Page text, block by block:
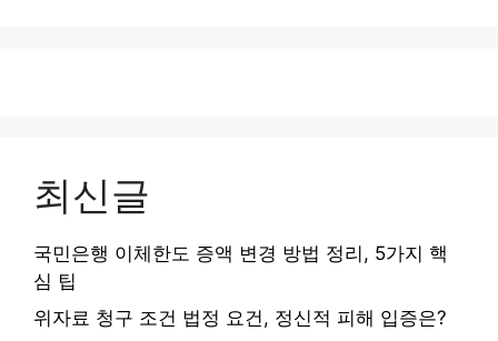
최신글
국민은행 이체한도 증액 변경 방법 정리, 5가지 핵
심 팁
위자료 청구 조건 법정 요건, 정신적 피해 입증은?